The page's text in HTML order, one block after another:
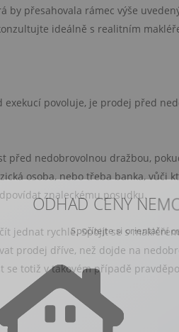
by přesahovala rámec výše
ideálně s realitním
povoluje, je prodej před
před nedobrovolnou dražbou,
osoba, nebo třeba banka, vůči
znaleckému posudku.
jednat rychle. Spojit se s
prodej dříve, než dojde na
totiž v takovém případě
ODHAD CENY